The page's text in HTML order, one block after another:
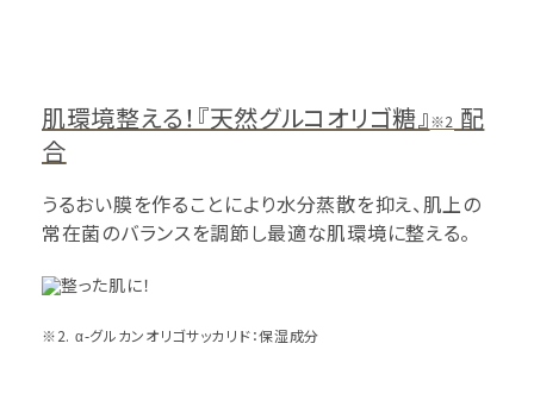
肌環境整える！『天然グルコオリゴ糖』※2 配
合
うるおい膜を作ることにより水分蒸散を抑え、肌上の
常在菌のバランスを調節し最適な肌環境に整える。
※2. α-グルカンオリゴサッカリド：保湿成分